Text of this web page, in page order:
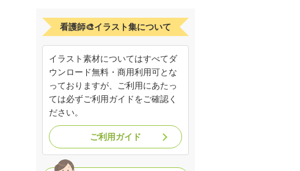
看護師🎨イラスト集について
イラスト素材についてはすべてダ
ウンロード無料・商用利用可とな
っておりますが、ご利用にあたっ
ては必ずご利用ガイドをご確認く
ださい。
ご利用ガイド